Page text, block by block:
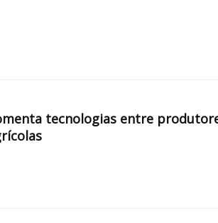
tecnologias entre